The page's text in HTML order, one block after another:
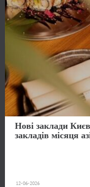
Нові заклади
закладів місяця
12-06-2026